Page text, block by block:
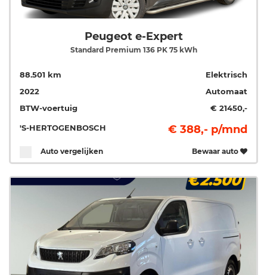
Peugeot e-Expert
Standard Premium 136 PK 75 kWh
88.501 km
Elektrisch
2022
Automaat
BTW-voertuig
€ 21450,-
'S-HERTOGENBOSCH € 388,- p/mnd
Auto vergelijken Bewaar auto